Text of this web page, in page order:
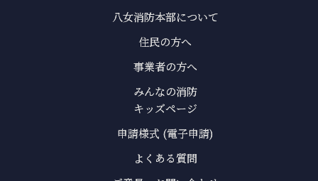
八女消防本部について
住民の方へ
事業者の方へ
みんなの消防
キッズページ
申請様式 (電子申請)
よくある質問